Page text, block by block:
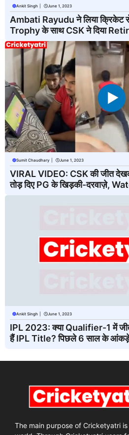
Ankit Singh June 1, 2023
Ambati Rayudu ने लिया क्रिकेट
Trophy के साथ CSK ने दिया
Sumit Chaudhary June 1, 2023
VIRAL VIDEO: CSK की जीत
तोड़ दिए PG के खिड़की-दरवाज़े,
Ankit Singh June 1, 2023
IPL 2023: क्या Qualifier-1 में
हैं IPL Title? पिछले 6 साल के आंकड़े
The main purpose of Cricketyatri